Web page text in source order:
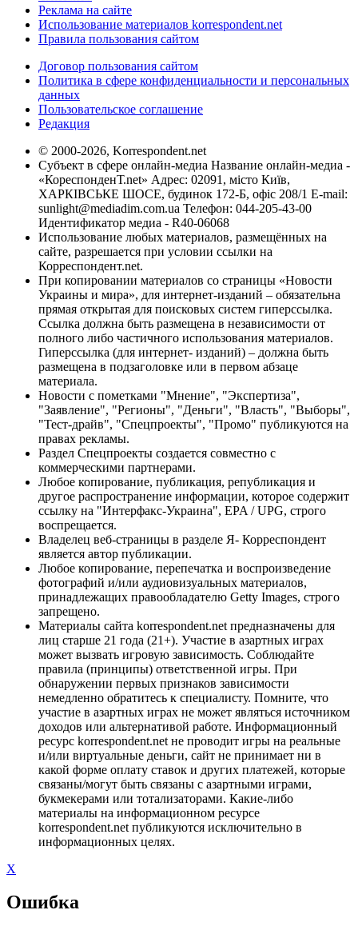
Реклама на сайте
Использование материалов korrespondent.net
Правила пользования сайтом
Договор пользования сайтом
Политика в сфере конфиденциальности и персональных
данных
Пользовательское соглашение
Редакция
© 2000-2026, Korrespondent.net
Субъект в сфере онлайн-медиа Название онлайн-медиа -
«КореспонденТ.net» Адрес: 02091, місто Київ,
ХАРКІВСЬКЕ ШОСЕ, будинок 172-Б, офіс 208/1 E-mail:
sunlight@mediadim.com.ua Телефон: 044-205-43-00
Идентификатор медиа - R40-06068
Использование любых материалов, размещённых на
сайте, разрешается при условии ссылки на
Корреспондент.net.
При копировании материалов со страницы «Новости
Украины и мира», для интернет-изданий – обязательна
прямая открытая для поисковых систем гиперссылка.
Ссылка должна быть размещена в независимости от
полного либо частичного использования материалов.
Гиперссылка (для интернет- изданий) – должна быть
размещена в подзаголовке или в первом абзаце
материала.
Новости с пометками "Мнение", "Экспертиза",
"Заявление", "Регионы", "Деньги", "Власть", "Выборы",
"Тест-драйв", "Спецпроекты", "Промо" публикуются на
правах рекламы.
Раздел Спецпроекты создается совместно с
коммерческими партнерами.
Любое копирование, публикация, републикация и
другое распространение информации, которое содержит
ссылку на "Интерфакс-Украина", EPA / UPG, строго
воспрещается.
Владелец веб-страницы в разделе Я- Корреспондент
является автор публикации.
Любое копирование, перепечатка и воспроизведение
фотографий и/или аудиовизуальных материалов,
принадлежащих правообладателю Getty Images, строго
запрещено.
Материалы сайта korrespondent.net предназначены для
лиц старше 21 года (21+). Участие в азартных играх
может вызвать игровую зависимость. Соблюдайте
правила (принципы) ответственной игры. При
обнаружении первых признаков зависимости
немедленно обратитесь к специалисту. Помните, что
участие в азартных играх не может являться источником
доходов или альтернативой работе. Информационный
ресурс korrespondent.net не проводит игры на реальные
и/или виртуальные деньги, сайт не принимает ни в
какой форме оплату ставок и других платежей, которые
связаны/могут быть связаны с азартными играми,
букмекерами или тотализаторами. Какие-либо
материалы на информационном ресурсе
korrespondent.net публикуются исключительно в
информационных целях.
X
Ошибка